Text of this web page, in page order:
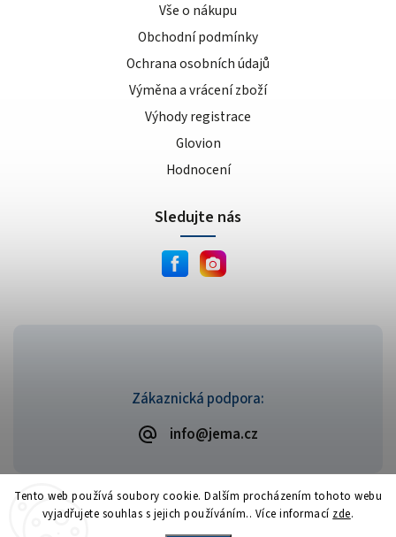
Tento web používá soubory cookie. Dalším procházením tohoto webu
vyjadřujete souhlas s jejich používáním.. Více informací zde.
Zákaznická podpora:
info@jema.cz
Vše o nákupu
Obchodní podmínky
Ochrana osobních údajů
Výměna a vrácení zboží
Výhody registrace
Glovion
Hodnocení
Sledujte nás
Copyright 2026JEMA.cz. Všechna práva vyhrazena.